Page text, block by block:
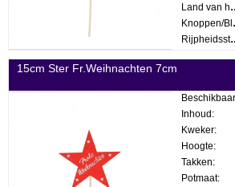
Land
15cm Ster Fr.Weihnachten 7cm
Inhoud:
Kweker:
Hoogte:
Takken:
Potmaat: